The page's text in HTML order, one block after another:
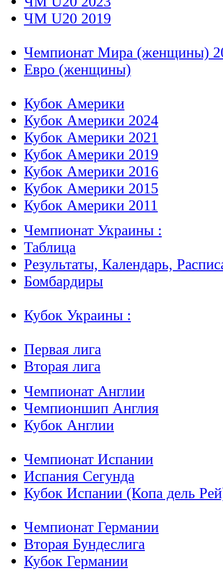
ЧМ U20 2019
Чемпионат Мира (женщины)
Евро (женщины)
Кубок Америки
Кубок Америки 2024
Кубок Америки 2021
Кубок Америки 2019
Кубок Америки 2016
Кубок Америки 2015
Кубок Америки 2011
Чемпионат Украины :
Таблица
Результаты, Календарь,
Бомбардиры
Кубок Украины :
Первая лига
Вторая лига
Чемпионат Англии
Чемпионшип Англия
Кубок Англии
Чемпионат Испании
Испания Сегунда
Кубок Испании (Копа дель
Чемпионат Германии
Вторая Бундеслига
Кубок Германии